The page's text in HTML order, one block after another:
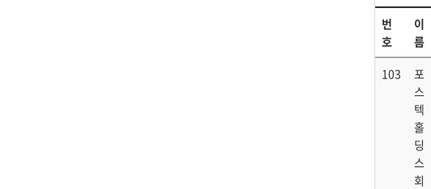
번
호
이
름
103
포
스
텍
홀
딩
스
회